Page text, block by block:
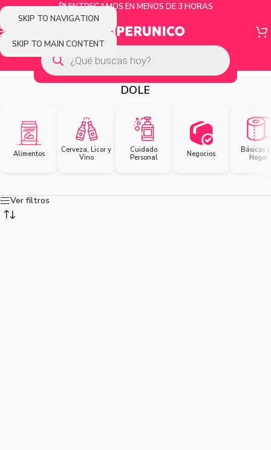
SKIP TO NAVIGATION
SKIP TO MAIN CONTENT
🚀 ENTREGAMOS EN MENOS DE 3 HORAS
DOLE
Alimentos
Cerveza, Licor y
Vino
Cuidado
Personal
Negocios
Básicos
Hogar
Ver filtros